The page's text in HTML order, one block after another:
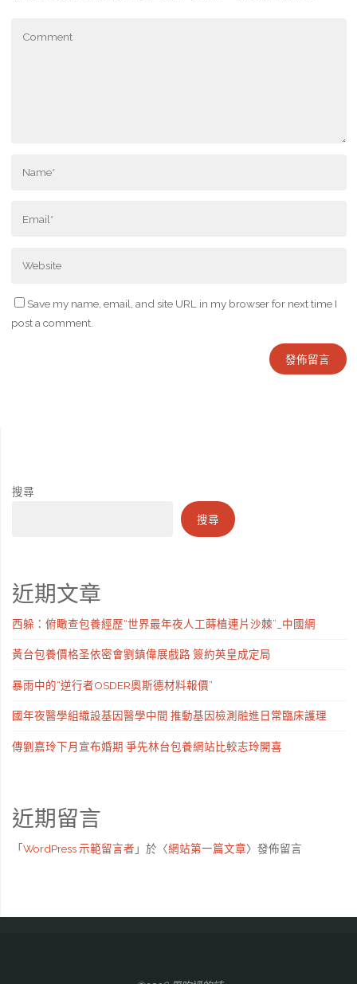
Save my name, email, and site URL in my browser for next time I
post a comment.
搜尋
搜尋
近期文章
西躲：俯瞰查包養經歷“世界最年夜人工蒔植連片沙棘”_中國網
黃台包養價格圣依密會劉鎮偉展戲路 簽約英皇成定局
暴雨中的“逆行者OSDER奧斯德材料報價”
國年夜醫學組織設基因醫學中間 推動基因檢測融進日常臨床護理
傳劉嘉玲下月宣布婚期 爭先林台包養網站比較志玲開喜
近期留言
「 WordPress 示範留言者 」於〈網站第一篇文章〉發佈留言